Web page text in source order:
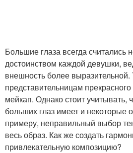
Большие глаза всегда считались
достоинством каждой девушки,
внешность более выразительной.
представительницам
мейкап. Однако стоит учитывать,
больших глаз имеет и некоторые
примеру, неправильный выбор
весь образ. Как же создать
привлекательную композицию?